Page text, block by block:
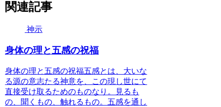
関連記事
神示
身体の理と五感の祝福
身体の理と五感の祝福五感とは、大いな
る源の意志たる神意を、この現し世にて
直接受け取るためのものなり。見るも
の、聞くもの、触れるもの。五感を通し